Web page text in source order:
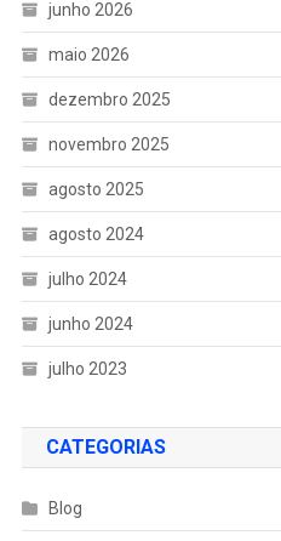
junho 2026
maio 2026
dezembro 2025
novembro 2025
agosto 2025
agosto 2024
julho 2024
junho 2024
julho 2023
CATEGORIAS
Blog